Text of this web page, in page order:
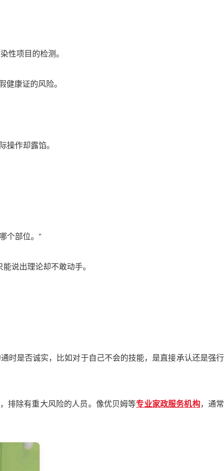
性项目的检测。
康证的风险。
作却露馅。
个部位。”
说出理论却不敢动手。
时是否诚实，比如对于自己不会的技能，是直接承认还是强行
排除有重大风险的人员。像优贝姆等专业家政服务机构，通常